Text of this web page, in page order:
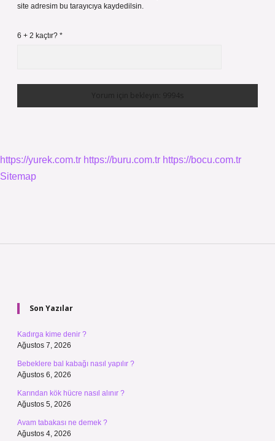
site adresim bu tarayıcıya kaydedilsin.
6 + 2 kaçtır? *
https://yurek.com.tr https://buru.com.tr https://bocu.com.tr
Sitemap
Son Yazılar
Kadırga kime denir ?
Ağustos 7, 2026
Bebeklere bal kabağı nasıl yapılır ?
Ağustos 6, 2026
Karından kök hücre nasıl alınır ?
Ağustos 5, 2026
Avam tabakası ne demek ?
Ağustos 4, 2026